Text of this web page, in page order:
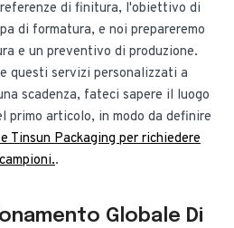
di finitura, l'obiettivo di
di formatura, e noi prepareremo
e un preventivo di produzione.
questi servizi personalizzati a
scadenza, fateci sapere il luogo
primo articolo, in modo da definire
Tinsun Packaging per richiedere
.
Globale Di